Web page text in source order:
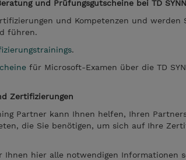
und Prüfungsgutscheine bei TD
und Kompetenzen und werden
führen.
.
für Microsoft-Examen über die TD
Zertifizierungen
Partner kann Ihnen helfen, Ihren
die Sie benötigen, um sich auf Ihre
hier alle notwendigen Informationen